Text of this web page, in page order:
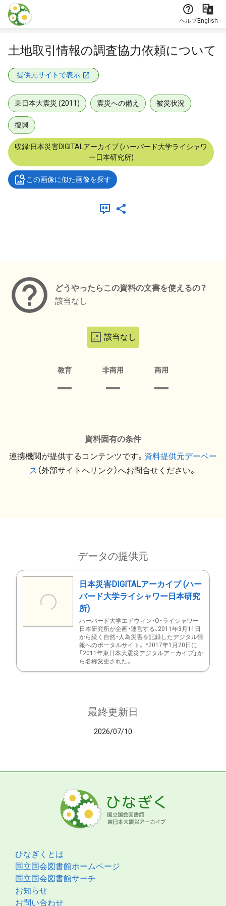
本文に飛ぶ
ヘルプEnglish
土地取引情報の調査協力依頼について
提供元サイトで表示
東日本大震災 (2011) 震災への備え 被災状況
復興
収録:日本災害DIGITALアーカイブ (ハーバード大学ライシャワ
ー日本研究所)
この画像に似た画像を探す
どうやったらこの資料の文書を使えるの？
該当なし
該当なし
教育 非商用 商用
資料固有の条件
連携機関が提供するコンテンツです。 資料提供元デーベー
ス （外部サイトへリンク）へお問合せください。
データの提供元
日本災害DIGITALアーカイブ (ハー
バード大学ライシャワー日本研究
所)
ハーバード大学エドウィン・O・ライシャワー
日本研究所が企画・運営する、2011年3月11日
から続く自然・人為災害を記録したデジタル情
報へのポータルサイト。 *2017年1月20日に
「2011年東日本大震災デジタルアーカイブ」か
ら名称変更された。
最終更新日
2026/07/10
ひなぎくとは
国立国会図書館ホームページ
国立国会図書館サーチ
お知らせ
お問い合わせ